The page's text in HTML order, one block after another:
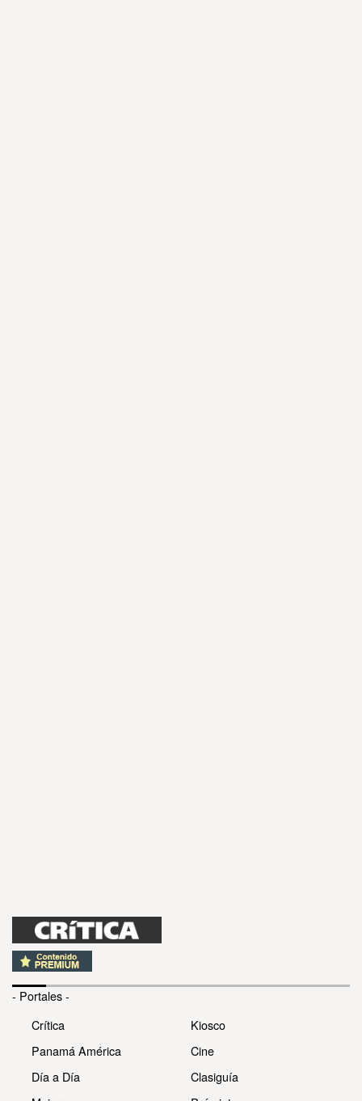
- Portales -
Crítica
Panamá América
Día a Día
Kiosco
Cine
Clasiguía